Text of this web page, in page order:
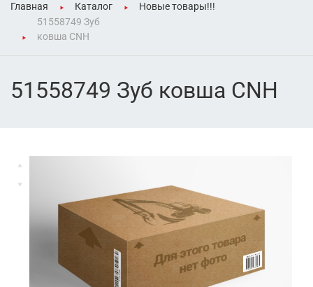
Главная Каталог
Новые товары!!!
51558749 Зуб
ковша CNH
51558749 Зуб ковша CNH